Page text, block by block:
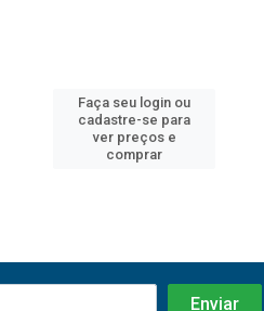
Faça seu login ou
cadastre-se para
ver preços e
comprar